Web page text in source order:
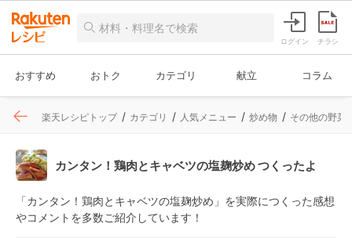
ログイン チラシ
おすすめ おトク カテゴリ 献立 コラム
楽天レシピトップ カテゴリ 人気メニュー 炒め物 その他の野菜
カンタン！鶏肉とキャベツの塩麹炒め つくったよ
「カンタン！鶏肉とキャベツの塩麹炒め」を実際につくった感想
やコメントを多数ご紹介しています！